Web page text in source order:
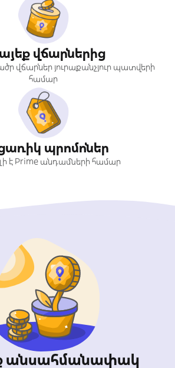
վճարներից
վճարներ յուրաքանչյուր պատվերի
համար
պրոմոներ
է Prime անդամների համար
անսահմանափակ